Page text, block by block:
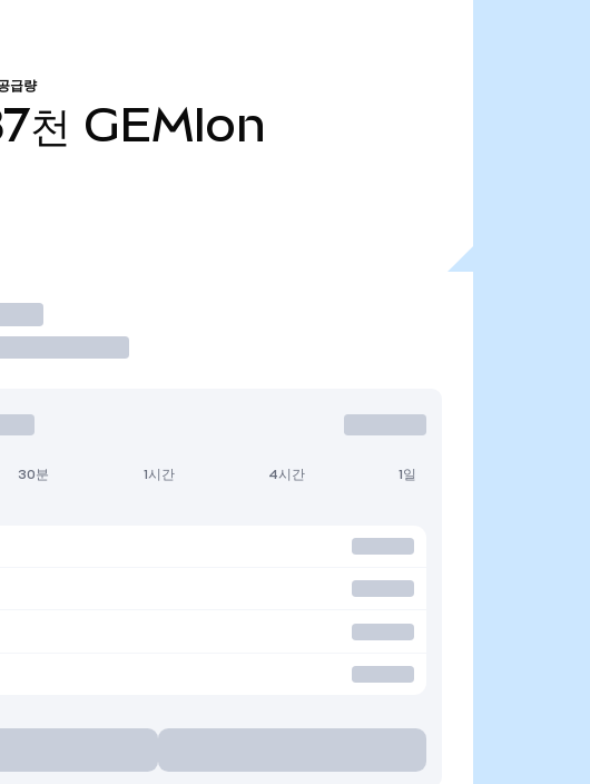
급량
천 GEMIon
30분 1시간 4시간 1일